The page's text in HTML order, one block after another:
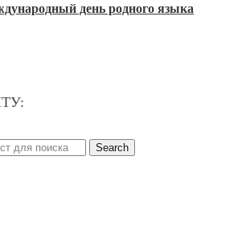
день родного языка